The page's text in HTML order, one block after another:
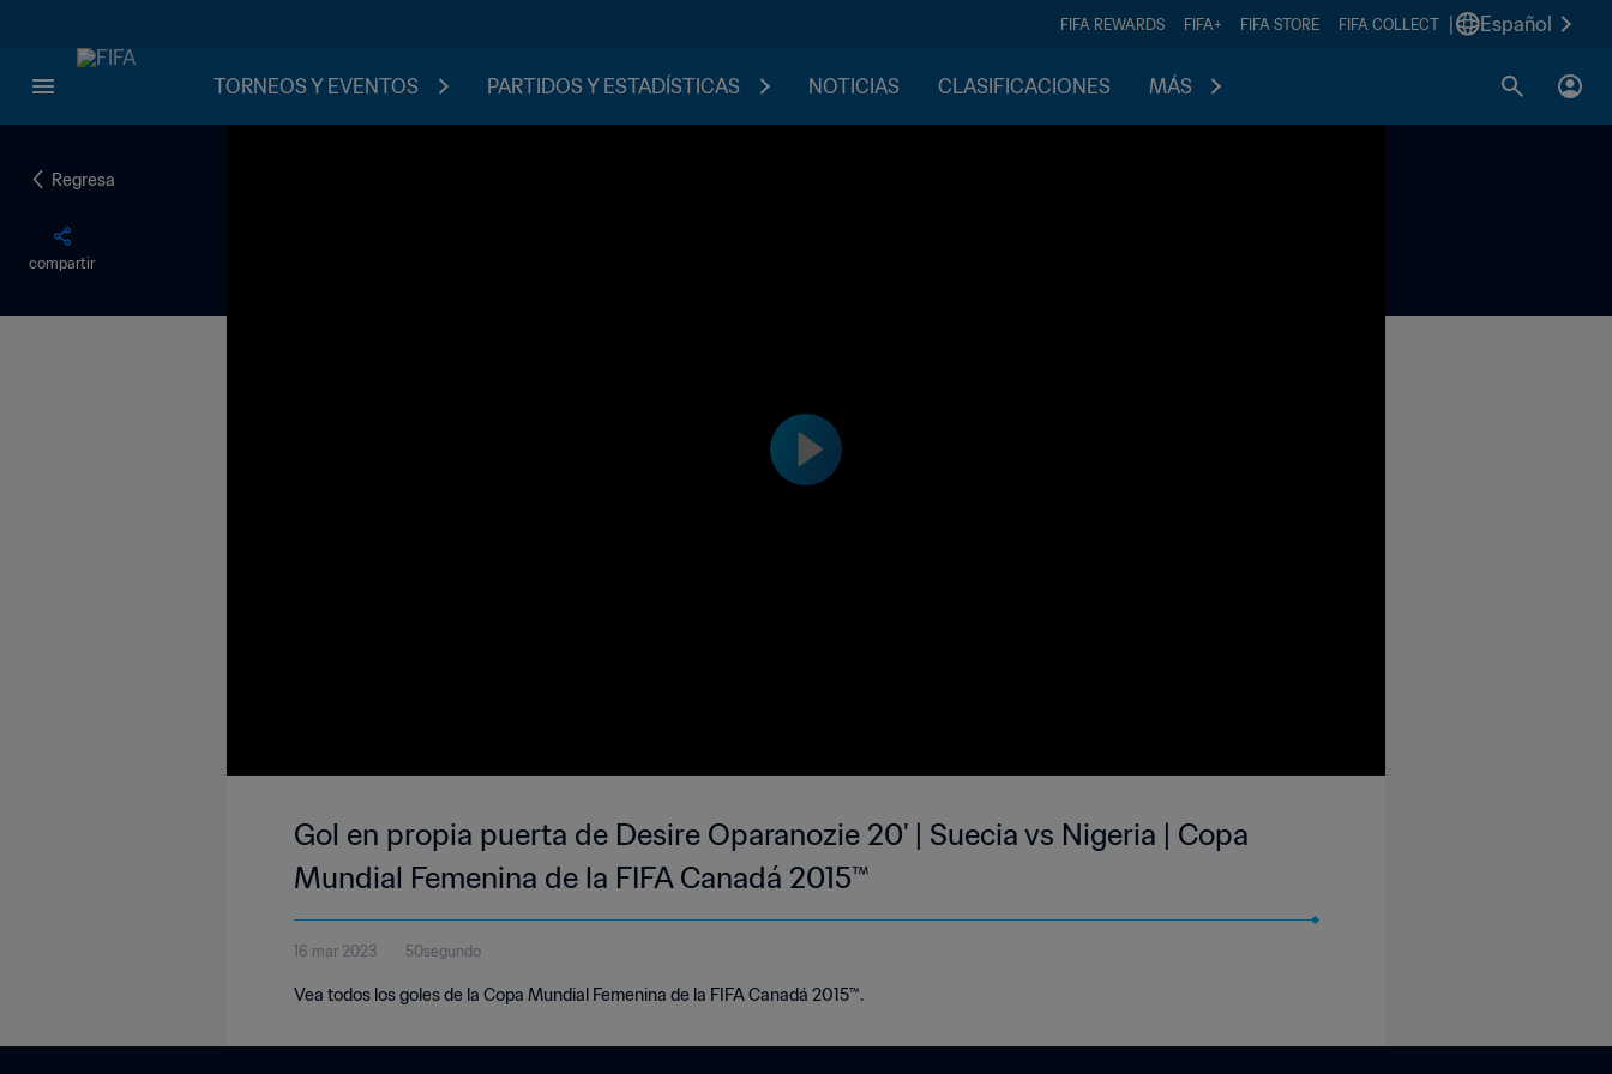
FIFA REWARDS FIFA+ FIFA STORE FIFA COLLECT Español
TORNEOS Y EVENTOS PARTIDOS Y ESTADÍSTICAS NOTICIAS CLASIFICACIONES MÁS
Regresa
compartir
Gol en propia puerta de Desire Oparanozie 20' | Suecia vs Nigeria | Copa
Mundial Femenina de la FIFA Canadá 2015™
16 mar 2023 50segundo
Vea todos los goles de la Copa Mundial Femenina de la FIFA Canadá 2015™.